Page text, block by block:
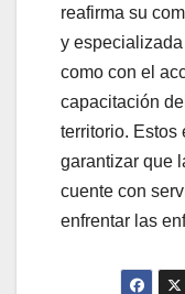
reafirma su
y
como con el
capacitación
territorio. Estos
garantizar que
cuente con
enfrentar las